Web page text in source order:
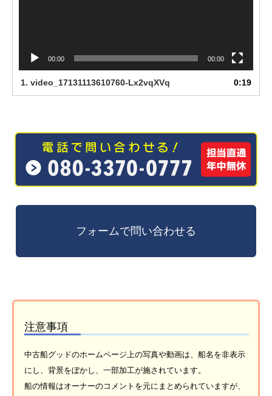
00:00 00:00
1. video_17131113610760-Lx2vqXVq 0:19
注意事項
中古船グッドのホームページ上の写真や動画は、船名を非表示
にし、背景をぼかし、一部加工が施されています。
船の情報はオーナーのコメントを元にまとめられていますが、